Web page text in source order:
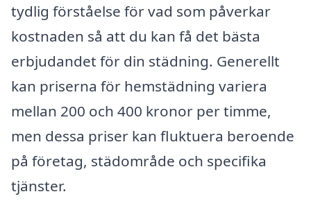
tydlig förståelse för vad som påverkar
kostnaden så att du kan få det bästa
erbjudandet för din städning. Generellt
kan priserna för hemstädning variera
mellan 200 och 400 kronor per timme,
men dessa priser kan fluktuera beroende
på företag, städområde och specifika
tjänster.